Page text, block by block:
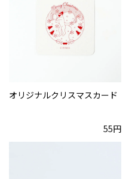
オリジナルクリスマスカード
55円